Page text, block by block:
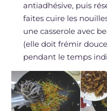
antiadhésive, puis
faites cuire les
une casserole avec
(elle doit frémir
pendant le temps